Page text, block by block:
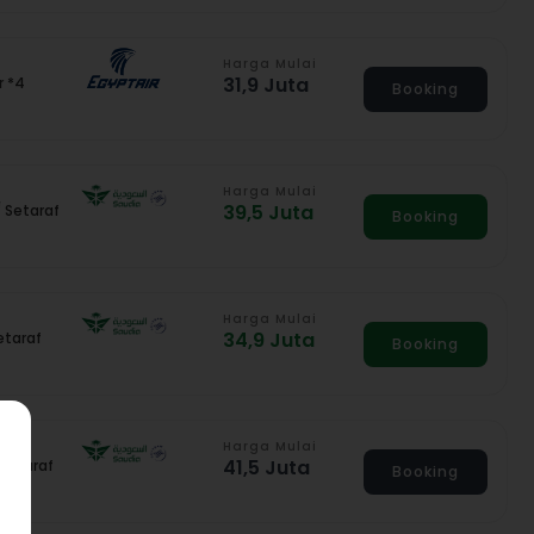
*4
Harga Mulai
31,9 Juta Booking
Setaraf
Harga Mulai
39,5 Juta Booking
Harga Mulai
34,9 Juta Booking
Harga Mulai
41,5 Juta Booking